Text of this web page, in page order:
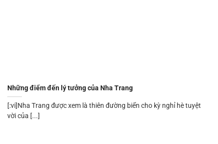
Những điểm đến lý tưởng của Nha Trang
[:vi]Nha Trang được xem là thiên đường biển cho kỳ nghỉ hè tuyệt
vời của [...]